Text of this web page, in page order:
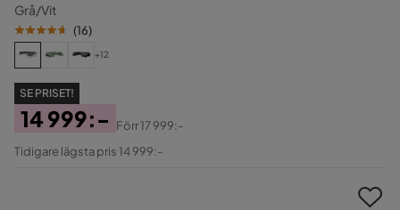
Grå/Vit
(16)
+12
SE PRISET!
Pris
14 999:-
Original
Förr17 999:-
Tidigare lägsta pris 14 999:-